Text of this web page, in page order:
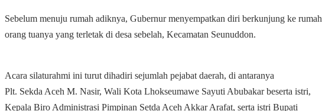
Sebelum menuju rumah adiknya, Gubernur menyempatkan diri berkunjung ke rumah
orang tuanya yang terletak di desa sebelah, Kecamatan Seunuddon.
Acara silaturahmi ini turut dihadiri sejumlah pejabat daerah, di antaranya
Plt. Sekda Aceh M. Nasir, Wali Kota Lhokseumawe Sayuti Abubakar beserta istri,
Kepala Biro Administrasi Pimpinan Setda Aceh Akkar Arafat, serta istri Bupati